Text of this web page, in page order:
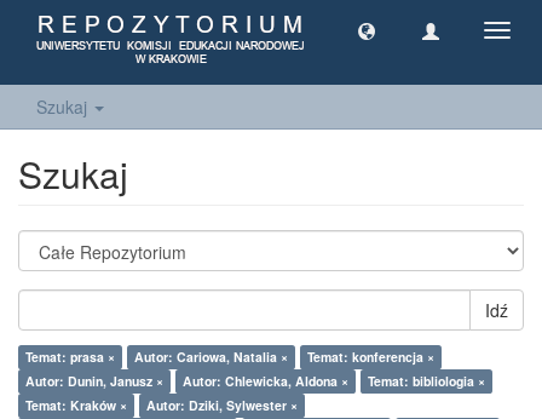
Szukaj
Szukaj
Idź
Temat: prasa × Autor: Cariowa, Natalia ×
Temat: konferencja ×
Autor: Dunin, Janusz ×
Autor: Chlewicka, Aldona ×
Temat: bibliologia ×
Temat: Kraków ×
Autor: Dziki, Sylwester ×